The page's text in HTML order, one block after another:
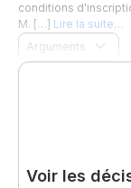
conditions
M. […] Lire la suite…
Arguments
Voir les